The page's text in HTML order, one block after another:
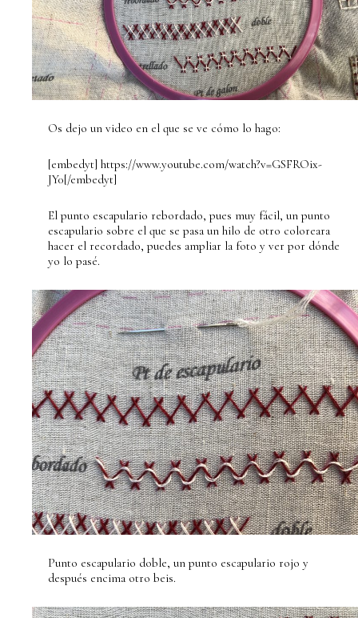
Os dejo un video en el que se ve cómo lo hago:
[embedyt] https://www.youtube.com/watch?v=GSFROix-
JY0[/embedyt]
El punto escapulario rebordado, pues muy fácil, un punto
escapulario sobre el que se pasa un hilo de otro coloreara
hacer el recordado, puedes ampliar la foto y ver por dónde
yo lo pasé.
Punto escapulario doble, un punto escapulario rojo y
después encima otro beis.